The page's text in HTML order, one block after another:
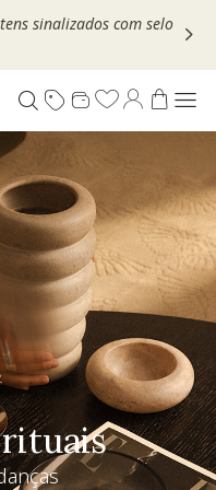
30% OFF*: useMOVEL30,